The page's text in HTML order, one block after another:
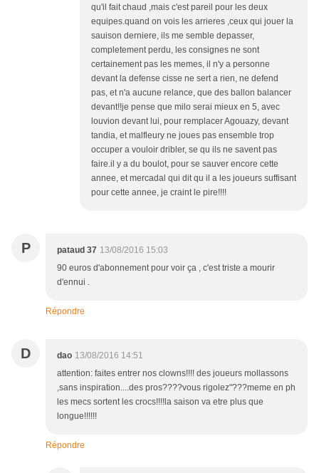
qu'il fait chaud ,mais c'est pareil pour les deux
equipes.quand on vois les arrieres ,ceux qui jouer la
sauison derniere, ils me semble depasser,
completement perdu, les consignes ne sont
certainement pas les memes, il n'y a personne
devant la defense cisse ne sert a rien, ne defend
pas, et n'a aucune relance, que des ballon balancer
devant!!je pense que milo serai mieux en 5, avec
louvion devant lui, pour remplacer Agouazy, devant
tandia, et malfleury ne joues pas ensemble trop
occuper a vouloir dribler, se qu ils ne savent pas
faire.il y a du boulot, pour se sauver encore cette
annee, et mercadal qui dit qu il a les joueurs suffisant
pour cette annee, je craint le pire!!!!
P pataud 37 13/08/2016 15:03
90 euros d'abonnement pour voir ça , c'est triste a mourir
d'ennui .
Répondre
D dao 13/08/2016 14:51
attention: faites entrer nos clowns!!!! des joueurs mollassons
,sans inspiration....des pros????vous rigolez"???meme en ph
les mecs sortent les crocs!!!!la saison va etre plus que
longue!!!!!!
Répondre